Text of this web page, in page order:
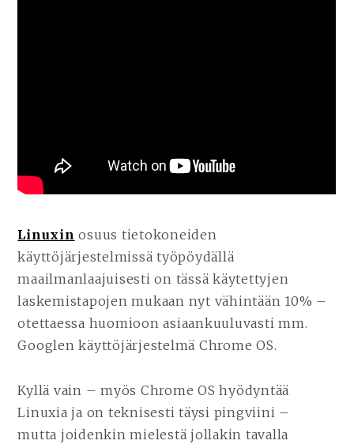
Linuxin osuus tietokoneiden
käyttöjärjestelmissä työpöydällä
maailmanlaajuisesti on tässä käytettyjen
laskemistapojen mukaan nyt vähintään 10% –
otettaessa huomioon asiaankuuluvasti mm.
Googlen käyttöjärjestelmä Chrome OS.
Kyllä vain – myös Chrome OS hyödyntää
Linuxia ja on teknisesti täysi pingviini –
mutta joidenkin mielestä jollakin tavalla